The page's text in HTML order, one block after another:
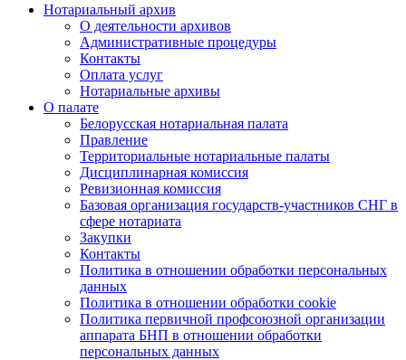
Нотариальный архив
О деятельности архивов
Административные процедуры
Контакты
Оплата услуг
Нотариальные архивы
О палате
Белорусская нотариальная палата
Правление
Территориальные нотариальные палаты
Дисциплинарная комиссия
Ревизионная комиссия
Базовая организация государств-участников СНГ в
сфере нотариата
Закупки
Контакты
Политика в отношении обработки персональных
данных
Политика в отношении обработки cookie
Политика первичной профсоюзной организации
аппарата БНП в отношении обработки
персональных данных